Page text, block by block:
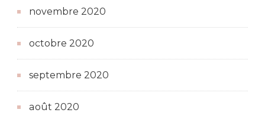
novembre 2020
octobre 2020
septembre 2020
août 2020